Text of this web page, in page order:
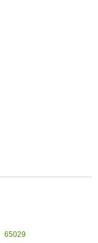
65029